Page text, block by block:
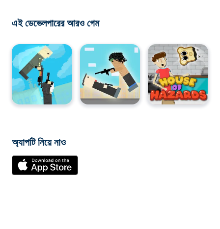
এই ডেভেলপারের আরও গেম
অ্যাপটি নিয়ে নাও